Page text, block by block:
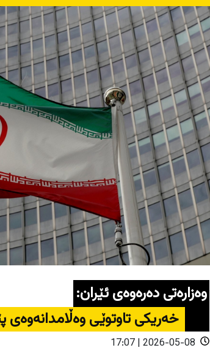
وەزارەتی دەرەوەی ئێران:
خەریکی تاوتوێی وەڵامدانەوەی
2026-05-08 | 17:07